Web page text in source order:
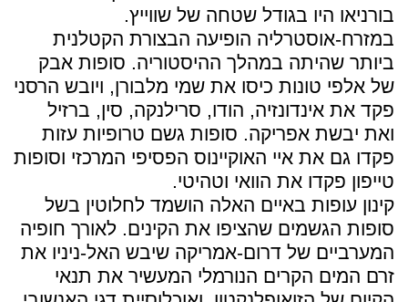
בורניאו היו בגודל שטחה של שווייץ.
במזרח-אוסטרליה הופיעה הבצורת הקטלנית
ביותר שהיתה במהלך ההיסטוריה. סופות אבק
של אלפי טונות כיסו את שמי מלבורן, ויובש הרסני
פקד את אינדונזיה, הודו, סרילנקה, סין, ברזיל
ואת יבשת אפריקה. סופות גשם טרופיות עזות
פקדו גם את איי האוקיינוס הפסיפי המרכזי וסופות
טייפון פקדו את הוואי וטהיטי.
קינון עופות באיים האלה הושמד לחלוטין בשל
סופות הגשמים שהציפו את הקינים. לאורך חופיה
המערביים של דרום-אמריקה שיבש האל-ניניו את
זרם המים הקרים הנורמלי המעשיר את תנאי